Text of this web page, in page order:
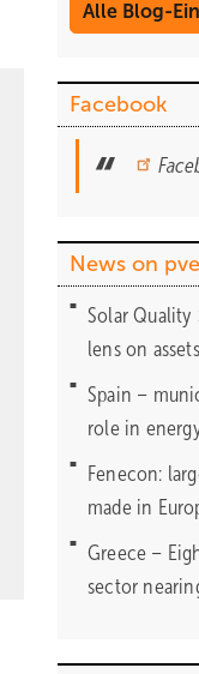
Alle Blog-
Facebook
News on
Solar Quality
lens on
Spain –
role in
Fenecon:
made in
Greece –
sector